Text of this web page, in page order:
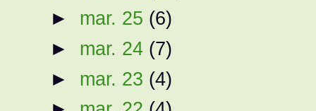
► mar. 25 (6)
► mar. 24 (7)
► mar. 23 (4)